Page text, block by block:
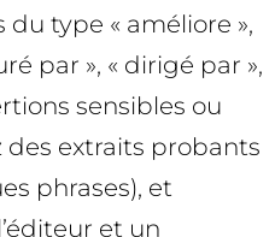
type « améliore »,
par », « dirigé par »,
sensibles ou
des extraits probants
phrases), et
et un